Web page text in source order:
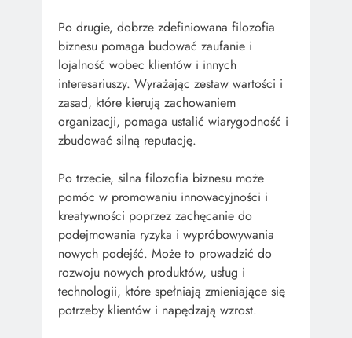
Po drugie, dobrze zdefiniowana filozofia
biznesu pomaga budować zaufanie i
lojalność wobec klientów i innych
interesariuszy. Wyrażając zestaw wartości i
zasad, które kierują zachowaniem
organizacji, pomaga ustalić wiarygodność i
zbudować silną reputację.
Po trzecie, silna filozofia biznesu może
pomóc w promowaniu innowacyjności i
kreatywności poprzez zachęcanie do
podejmowania ryzyka i wypróbowywania
nowych podejść. Może to prowadzić do
rozwoju nowych produktów, usług i
technologii, które spełniają zmieniające się
potrzeby klientów i napędzają wzrost.